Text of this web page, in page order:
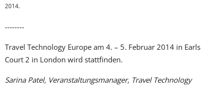
2014.
--------
Travel Technology Europe am 4. – 5. Februar 2014 in Earls
Court 2 in London wird stattfinden.
Sarina Patel, Veranstaltungsmanager, Travel Technology